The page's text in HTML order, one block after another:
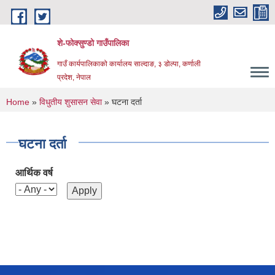
Skip to main content
शे-फोक्सुण्डो गाउँपालिका
गाउँ कार्यपालिकाको कार्यालय साल्दाङ, ३ डोल्पा, कर्णाली
प्रदेश, नेपाल
You are here
Home » विधुतीय शुसासन सेवा» घटना दर्ता
घटना दर्ता
आर्थिक वर्ष